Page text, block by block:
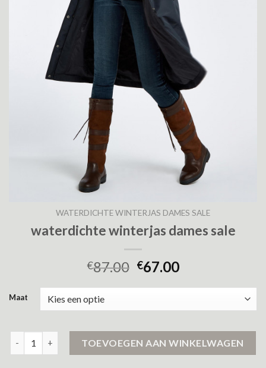
WATERDICHTE WINTERJAS DAMES SALE
waterdichte winterjas dames sale
€87.00 €67.00
Maat
TOEVOEGEN AAN WINKELWAGEN